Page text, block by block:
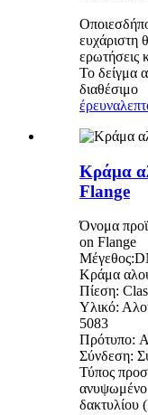
ευχάριστη
ερωτήσεις
Το δείγμα
διαθέσιμο
έρευνα
Κράμα
Flange
Όνομα
on Flange
Κράμα
Πίεση:
Υλικό:
5083
Πρότυπο:
Σύνδεση:
Τύπος
δακτυλίου